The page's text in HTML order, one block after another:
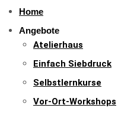
Home
Angebote
Atelierhaus
Einfach Siebdruck
Selbstlernkurse
Vor-Ort-Workshops